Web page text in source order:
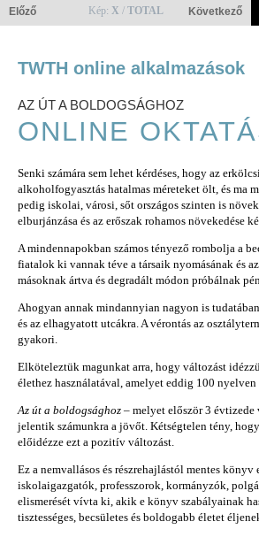
Kép: X / TOTAL
Előző Következő
TWTH online alkalmazások
AZ ÚT A BOLDOGSÁGHOZ
ONLINE
Senki számára sem lehet kérdéses, hogy az
alkoholfogyasztás hatalmas méreteket ölt, és ma
pedig iskolai, városi, sőt országos szinten is
elburjánzása és az erőszak rohamos növekedése
A mindennapokban számos tényező rombolja a
fiatalok ki vannak téve a társaik nyomásának és
másoknak ártva és degradált módon próbálnak
Ahogyan annak mindannyian nagyon is
és az elhagyatott utcákra. A vérontás az
gyakori.
Elköteleztük magunkat arra, hogy változást
élethez használatával, amelyet eddig 100
Az út a boldogsághoz – melyet először 3
jelentik számunkra a jövőt. Kétségtelen tény,
előidézze ezt a pozitív változást.
Ez a nemvallásos és részrehajlástól mentes
iskolaigazgatók, professzorok, kormányzók,
elismerését vívta ki, akik e könyv szabályainak
tisztességes, becsületes és boldogabb életet